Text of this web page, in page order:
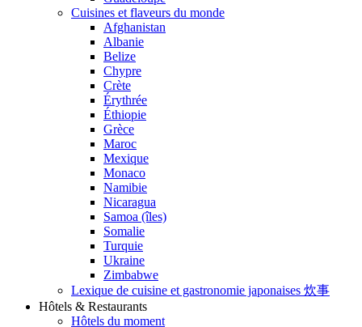
Cuisines et flaveurs du monde
Afghanistan
Albanie
Belize
Chypre
Crète
Érythrée
Éthiopie
Grèce
Maroc
Mexique
Monaco
Namibie
Nicaragua
Samoa (îles)
Somalie
Turquie
Ukraine
Zimbabwe
Lexique de cuisine et gastronomie japonaises 炊事
Hôtels & Restaurants
Hôtels du moment